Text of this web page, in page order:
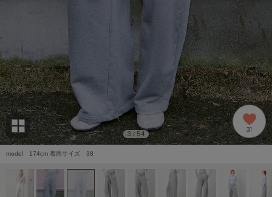
リー (664)
ョン雑貨 (865)
/ランジェリー (127)
adidas by Stella McCartney
ALLISON BROWN
アリソンブラウン
amabro
アマブロ
Ame no chi Hare
アメノチハレ
アモマ
model 174cm 着用サイズ 38
3 / 54 31